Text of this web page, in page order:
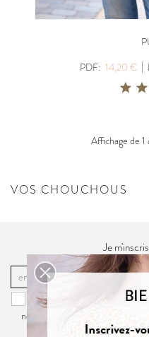
PDF: 14,20 €|
Affichage de
VOS CHOUCHOUS
Je
Vous pouvez vous
nos informations de contact dans